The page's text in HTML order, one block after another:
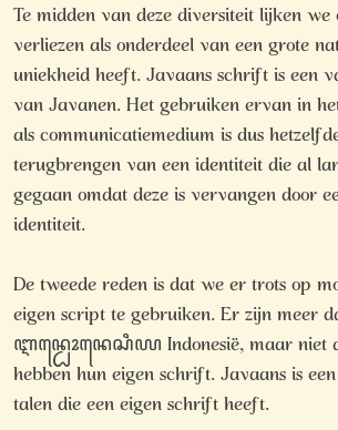
Te midden van deze diversiteit lijken
verliezen als onderdeel van een grote
uniekheid heeft. Javaans schrift is een
van Javanen. Het gebruiken ervan in
als communicatiemedium is dus
terugbrengen van een identiteit die al
gegaan omdat deze is vervangen door
identiteit.
De tweede reden is dat we er trots op
eigen script te gebruiken. Er zijn meer
ꦆꦤ꧀ꦝꦺꦴꦤꦺꦱꦶꦪ Indonesië, maar niet
hebben hun eigen schrift. Javaans is
talen die een eigen schrift heeft.